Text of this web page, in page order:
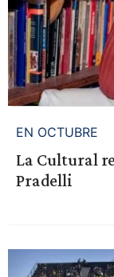
EN OCTUBRE
La Cultural
Pradelli